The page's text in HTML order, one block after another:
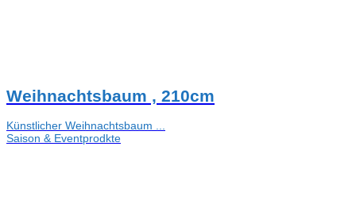
Weihnachtsbaum , 210cm
Künstlicher Weihnachtsbaum ...
Saison & Eventprodkte